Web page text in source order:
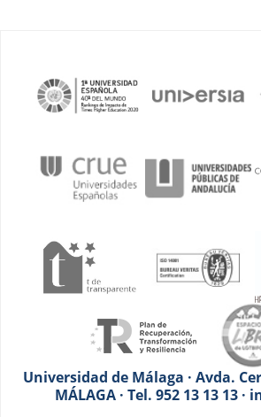
Universidad de Málaga · Avda.
MÁLAGA · Tel. 952 13 13 13 ·